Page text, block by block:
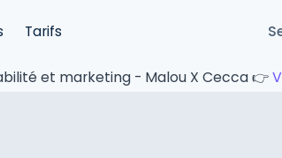
Tarifs
et marketing - Malou X Cecca 👉